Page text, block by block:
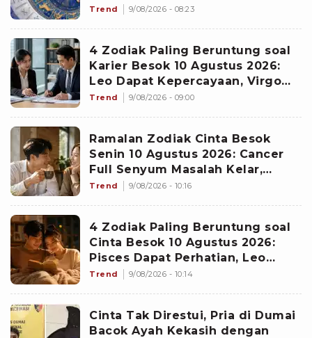
Proyek Emas
Trend 9/08/2026 - 08:23
4 Zodiak Paling Beruntung soal
Karier Besok 10 Agustus 2026:
Leo Dapat Kepercayaan, Virgo
Makin Diperhitungkan
Trend 9/08/2026 - 09:00
Ramalan Zodiak Cinta Besok
Senin 10 Agustus 2026: Cancer
Full Senyum Masalah Kelar,
Scorpio Awas Terprovokasi
Trend 9/08/2026 - 10:16
4 Zodiak Paling Beruntung soal
Cinta Besok 10 Agustus 2026:
Pisces Dapat Perhatian, Leo
Makin Dekat dengan Si Dia
Trend 9/08/2026 - 10:14
Cinta Tak Direstui, Pria di Dumai
Bacok Ayah Kekasih dengan